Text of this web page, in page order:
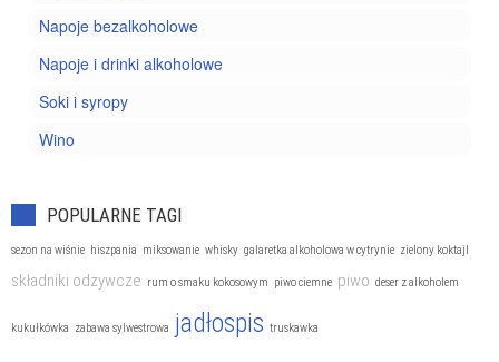
Napoje bezalkoholowe
Napoje i drinki alkoholowe
Soki i syropy
Wino
POPULARNE TAGI
sezon na wiśnie hiszpania miksowanie whisky galaretka alkoholowa w cytrynie zielony koktajl
składniki odżywcze rum o smaku kokosowym piwo ciemne piwo deser z alkoholem
kukułkówka zabawa sylwestrowa jadłospis truskawka